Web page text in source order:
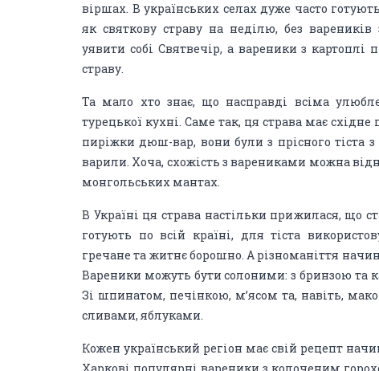
віршах. В українських селах дуже часто
як святкову страву на неділю, без
уявити собі Святвечір, а вареники з
страву.
Та мало хто знає, що насправді всіма
турецької кухні. Саме так, ця страва має
пиріжки дюш-вар, вони були з прісного тіста
варили. Хоча, схожість з варениками можна
монгольських мантах.
В Україні ця страва настільки прижилася, що
готують по всій країні, для тіста
гречане та житнє борошно. А різноманіття
Вареники можуть бути солоними: з бринзою та
Зі шпинатом, печінкою, м’ясом та, навіть,
сливами, яблуками.
Кожен український регіон має свій рецепт